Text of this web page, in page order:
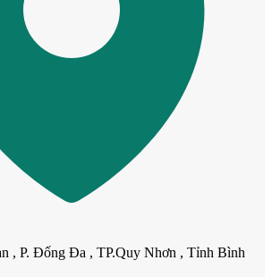
cho thú cưng
, P. Đống Đa , TP.Quy Nhơn , Tỉnh Bình